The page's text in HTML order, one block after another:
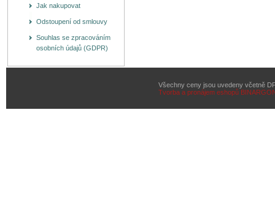
Jak nakupovat
Odstoupení od smlouvy
Souhlas se zpracováním
osobních údajů (GDPR)
Všechny ceny jsou uvedeny včetně
Tvorba a pronájem eshopů